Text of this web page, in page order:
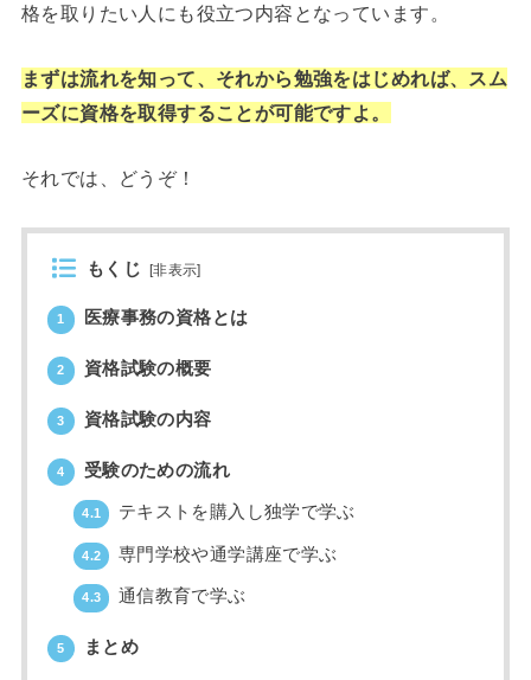
格を取りたい人にも役立つ内容となっています。
まずは流れを知って、それから勉強をはじめれば、スム
ーズに資格を取得することが可能ですよ。
それでは、どうぞ！
もくじ [非表示]
1 医療事務の資格とは
2 資格試験の概要
3 資格試験の内容
4 受験のための流れ
4.1 テキストを購入し独学で学ぶ
4.2 専門学校や通学講座で学ぶ
4.3 通信教育で学ぶ
5 まとめ